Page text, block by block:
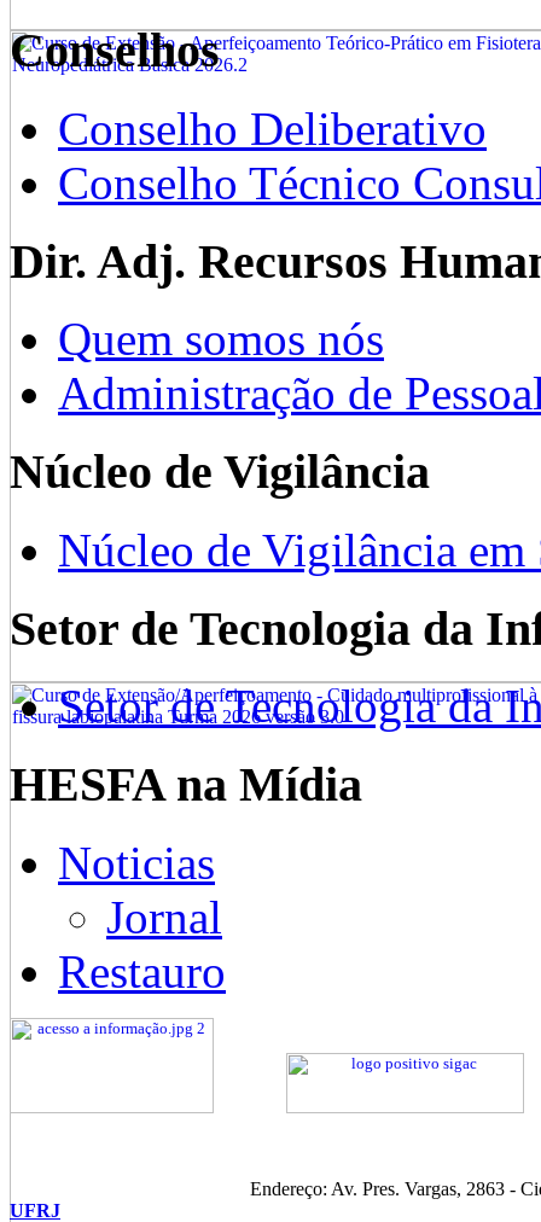
Conselhos
Conselho Deliberativo
Conselho Técnico
Dir. Adj. Recursos
Quem somos nós
Administração de
Núcleo de Vigilância
Núcleo de Vigilância em
Setor de Tecnologia da
Setor de Tecnologia da
HESFA na Mídia
Noticias
Jornal
Restauro
Endereço: Av. Pres. Vargas, 2863 -
UFRJ